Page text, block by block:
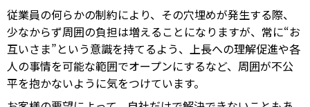
従業員の何らかの制約により、その穴埋めが発生する際、
少なからず周囲の負担は増えることになりますが、常に“お
互いさま”という意識を持てるよう、上長への理解促進や各
人の事情を可能な範囲でオープンにするなど、周囲が不公
平を抱かないように気をつけています。